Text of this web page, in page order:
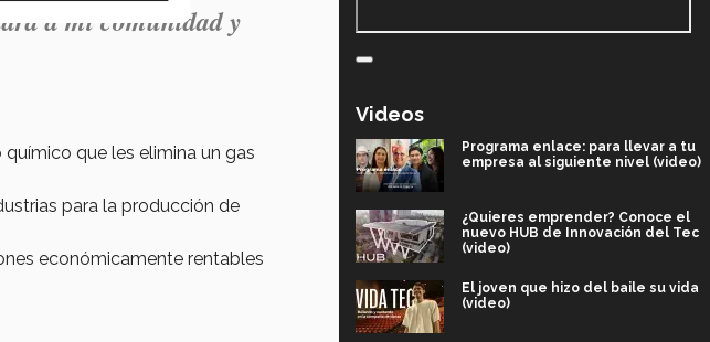
a mi comunidad y
que les elimina un gas
para la producción de
económicamente rentables
Videos
Programa enlace: para llevar a tu
empresa al siguiente nivel (video)
¿Quieres emprender? Conoce el
nuevo HUB de Innovación del Tec
(video)
El joven que hizo del baile su vida
(video)